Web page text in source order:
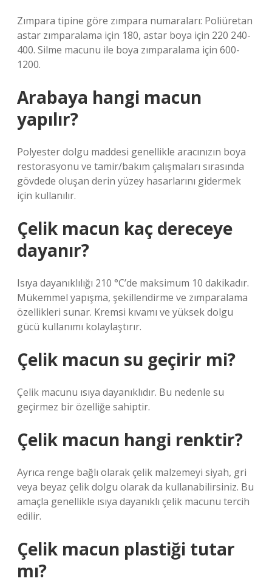
Zımpara tipine göre zımpara numaraları: Poliüretan
astar zımparalama için 180, astar boya için 220 240-
400. Silme macunu ile boya zımparalama için 600-
1200.
Arabaya hangi macun
yapılır?
Polyester dolgu maddesi genellikle aracınızın boya
restorasyonu ve tamir/bakım çalışmaları sırasında
gövdede oluşan derin yüzey hasarlarını gidermek
için kullanılır.
Çelik macun kaç dereceye
dayanır?
Isıya dayanıklılığı 210 °C’de maksimum 10 dakikadır.
Mükemmel yapışma, şekillendirme ve zımparalama
özellikleri sunar. Kremsi kıvamı ve yüksek dolgu
gücü kullanımı kolaylaştırır.
Çelik macun su geçirir mi?
Çelik macunu ısıya dayanıklıdır. Bu nedenle su
geçirmez bir özelliğe sahiptir.
Çelik macun hangi renktir?
Ayrıca renge bağlı olarak çelik malzemeyi siyah, gri
veya beyaz çelik dolgu olarak da kullanabilirsiniz. Bu
amaçla genellikle ısıya dayanıklı çelik macunu tercih
edilir.
Çelik macun plastiği tutar
mı?